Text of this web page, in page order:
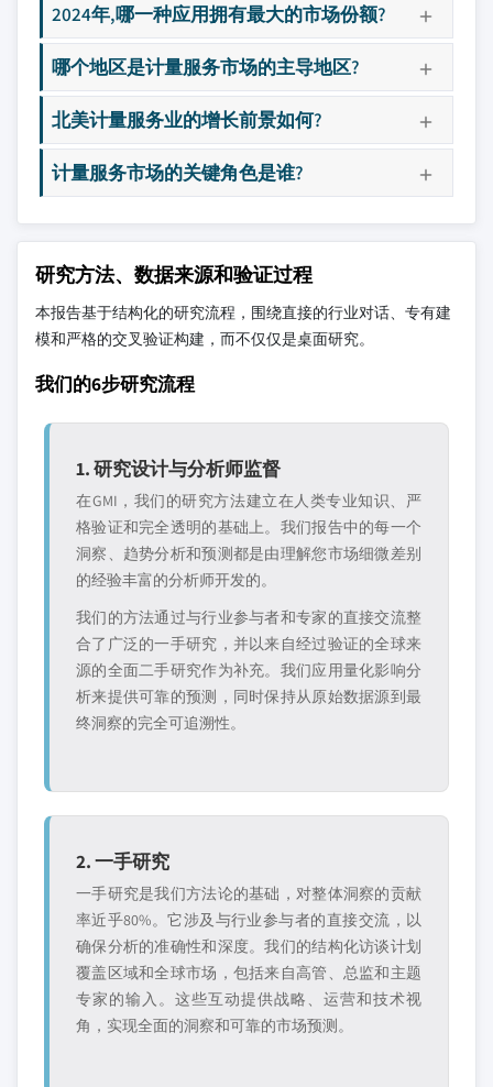
2024年,哪一种应用拥有最大的市场份额?
哪个地区是计量服务市场的主导地区?
北美计量服务业的增长前景如何?
计量服务市场的关键角色是谁?
研究方法、数据来源和验证过程
本报告基于结构化的研究流程，围绕直接的行业对话、专有建
模和严格的交叉验证构建，而不仅仅是桌面研究。
我们的6步研究流程
1. 研究设计与分析师监督
在GMI，我们的研究方法建立在人类专业知识、严
格验证和完全透明的基础上。我们报告中的每一个
洞察、趋势分析和预测都是由理解您市场细微差别
的经验丰富的分析师开发的。
我们的方法通过与行业参与者和专家的直接交流整
合了广泛的一手研究，并以来自经过验证的全球来
源的全面二手研究作为补充。我们应用量化影响分
析来提供可靠的预测，同时保持从原始数据源到最
终洞察的完全可追溯性。
2. 一手研究
一手研究是我们方法论的基础，对整体洞察的贡献
率近乎80%。它涉及与行业参与者的直接交流，以
确保分析的准确性和深度。我们的结构化访谈计划
覆盖区域和全球市场，包括来自高管、总监和主题
专家的输入。这些互动提供战略、运营和技术视
角，实现全面的洞察和可靠的市场预测。